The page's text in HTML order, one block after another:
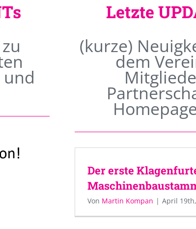
Letzte
(kurze)
dem
Der erste
Von Martin Kompan | April